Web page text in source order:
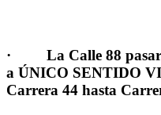
· La Calle 88
a ÚNICO SENTIDO
Carrera 44 hasta